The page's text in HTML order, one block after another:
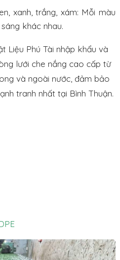
xanh, trắng, xám: Mỗi màu
khác nhau.
Liệu Phú Tài nhập khẩu và
lưới che nắng cao cấp từ
và ngoài nước, đảm bảo
tranh nhất tại Bình Thuận.